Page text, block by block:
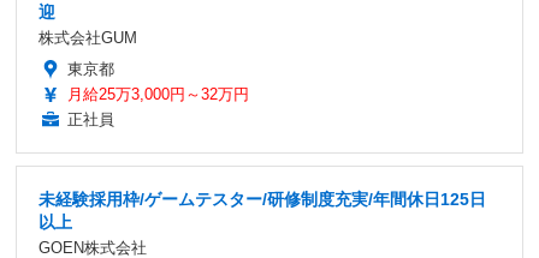
迎
株式会社GUM
東京都
月給25万3,000円～32万円
正社員
未経験採用枠/ゲームテスター/研修制度充実/年間休日125日
以上
GOEN株式会社